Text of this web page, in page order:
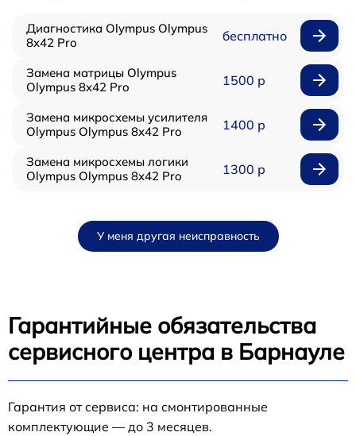
Диагностика Olympus Olympus
8x42 Pro
бесплатно
Замена матрицы Olympus
Olympus 8x42 Pro
1500 р
Замена микросхемы усилителя
Olympus Olympus 8x42 Pro
1400 р
Замена микросхемы логики
Olympus Olympus 8x42 Pro
1300 р
У меня другая неисправность
Гарантийные обязательства
сервисного центра в Барнауле
Гарантия от сервиса: на смонтированные
комплектующие — до 3 месяцев.